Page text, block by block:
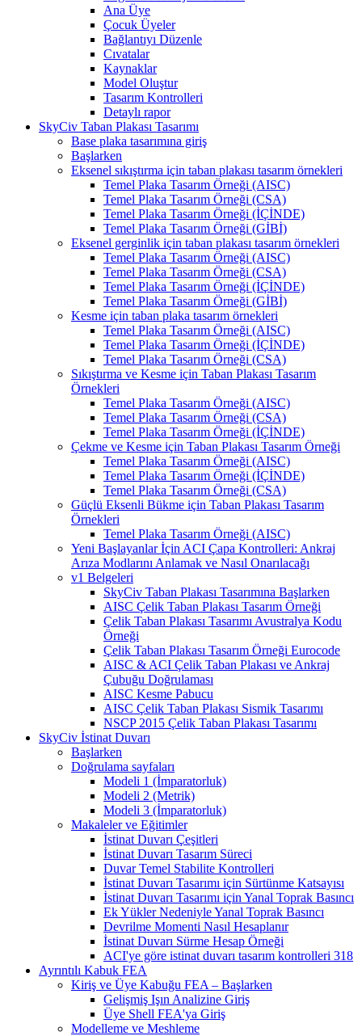
Ana Üye
Çocuk Üyeler
Bağlantıyı Düzenle
Cıvatalar
Kaynaklar
Model Oluştur
Tasarım Kontrolleri
Detaylı rapor
SkyCiv Taban Plakası Tasarımı
Base plaka tasarımına giriş
Başlarken
Eksenel sıkıştırma için taban plakası tasarım örnekleri
Temel Plaka Tasarım Örneği (AISC)
Temel Plaka Tasarım Örneği (CSA)
Temel Plaka Tasarım Örneği (İÇİNDE)
Temel Plaka Tasarım Örneği (GİBİ)
Eksenel gerginlik için taban plakası tasarım örnekleri
Temel Plaka Tasarım Örneği (AISC)
Temel Plaka Tasarım Örneği (CSA)
Temel Plaka Tasarım Örneği (İÇİNDE)
Temel Plaka Tasarım Örneği (GİBİ)
Kesme için taban plaka tasarım örnekleri
Temel Plaka Tasarım Örneği (AISC)
Temel Plaka Tasarım Örneği (İÇİNDE)
Temel Plaka Tasarım Örneği (CSA)
Sıkıştırma ve Kesme için Taban Plakası Tasarım
Örnekleri
Temel Plaka Tasarım Örneği (AISC)
Temel Plaka Tasarım Örneği (CSA)
Temel Plaka Tasarım Örneği (İÇİNDE)
Çekme ve Kesme için Taban Plakası Tasarım Örneği
Temel Plaka Tasarım Örneği (AISC)
Temel Plaka Tasarım Örneği (İÇİNDE)
Temel Plaka Tasarım Örneği (CSA)
Güçlü Eksenli Bükme için Taban Plakası Tasarım
Örnekleri
Temel Plaka Tasarım Örneği (AISC)
Yeni Başlayanlar İçin ACI Çapa Kontrolleri: Ankraj
Arıza Modlarını Anlamak ve Nasıl Onarılacağı
v1 Belgeleri
SkyCiv Taban Plakası Tasarımına Başlarken
AISC Çelik Taban Plakası Tasarım Örneği
Çelik Taban Plakası Tasarımı Avustralya Kodu
Örneği
Çelik Taban Plakası Tasarım Örneği Eurocode
AISC & ACI Çelik Taban Plakası ve Ankraj
Çubuğu Doğrulaması
AISC Kesme Pabucu
AISC Çelik Taban Plakası Sismik Tasarımı
NSCP 2015 Çelik Taban Plakası Tasarımı
SkyCiv İstinat Duvarı
Başlarken
Doğrulama sayfaları
Modeli 1 (İmparatorluk)
Modeli 2 (Metrik)
Modeli 3 (İmparatorluk)
Makaleler ve Eğitimler
İstinat Duvarı Çeşitleri
İstinat Duvarı Tasarım Süreci
Duvar Temel Stabilite Kontrolleri
İstinat Duvarı Tasarımı için Sürtünme Katsayısı
İstinat Duvarı Tasarımı için Yanal Toprak Basıncı
Ek Yükler Nedeniyle Yanal Toprak Basıncı
Devrilme Momenti Nasıl Hesaplanır
İstinat Duvarı Sürme Hesap Örneği
ACI'ye göre istinat duvarı tasarım kontrolleri 318
Ayrıntılı Kabuk FEA
Kiriş ve Üye Kabuğu FEA – Başlarken
Gelişmiş Işın Analizine Giriş
Üye Shell FEA'ya Giriş
Modelleme ve Meshleme